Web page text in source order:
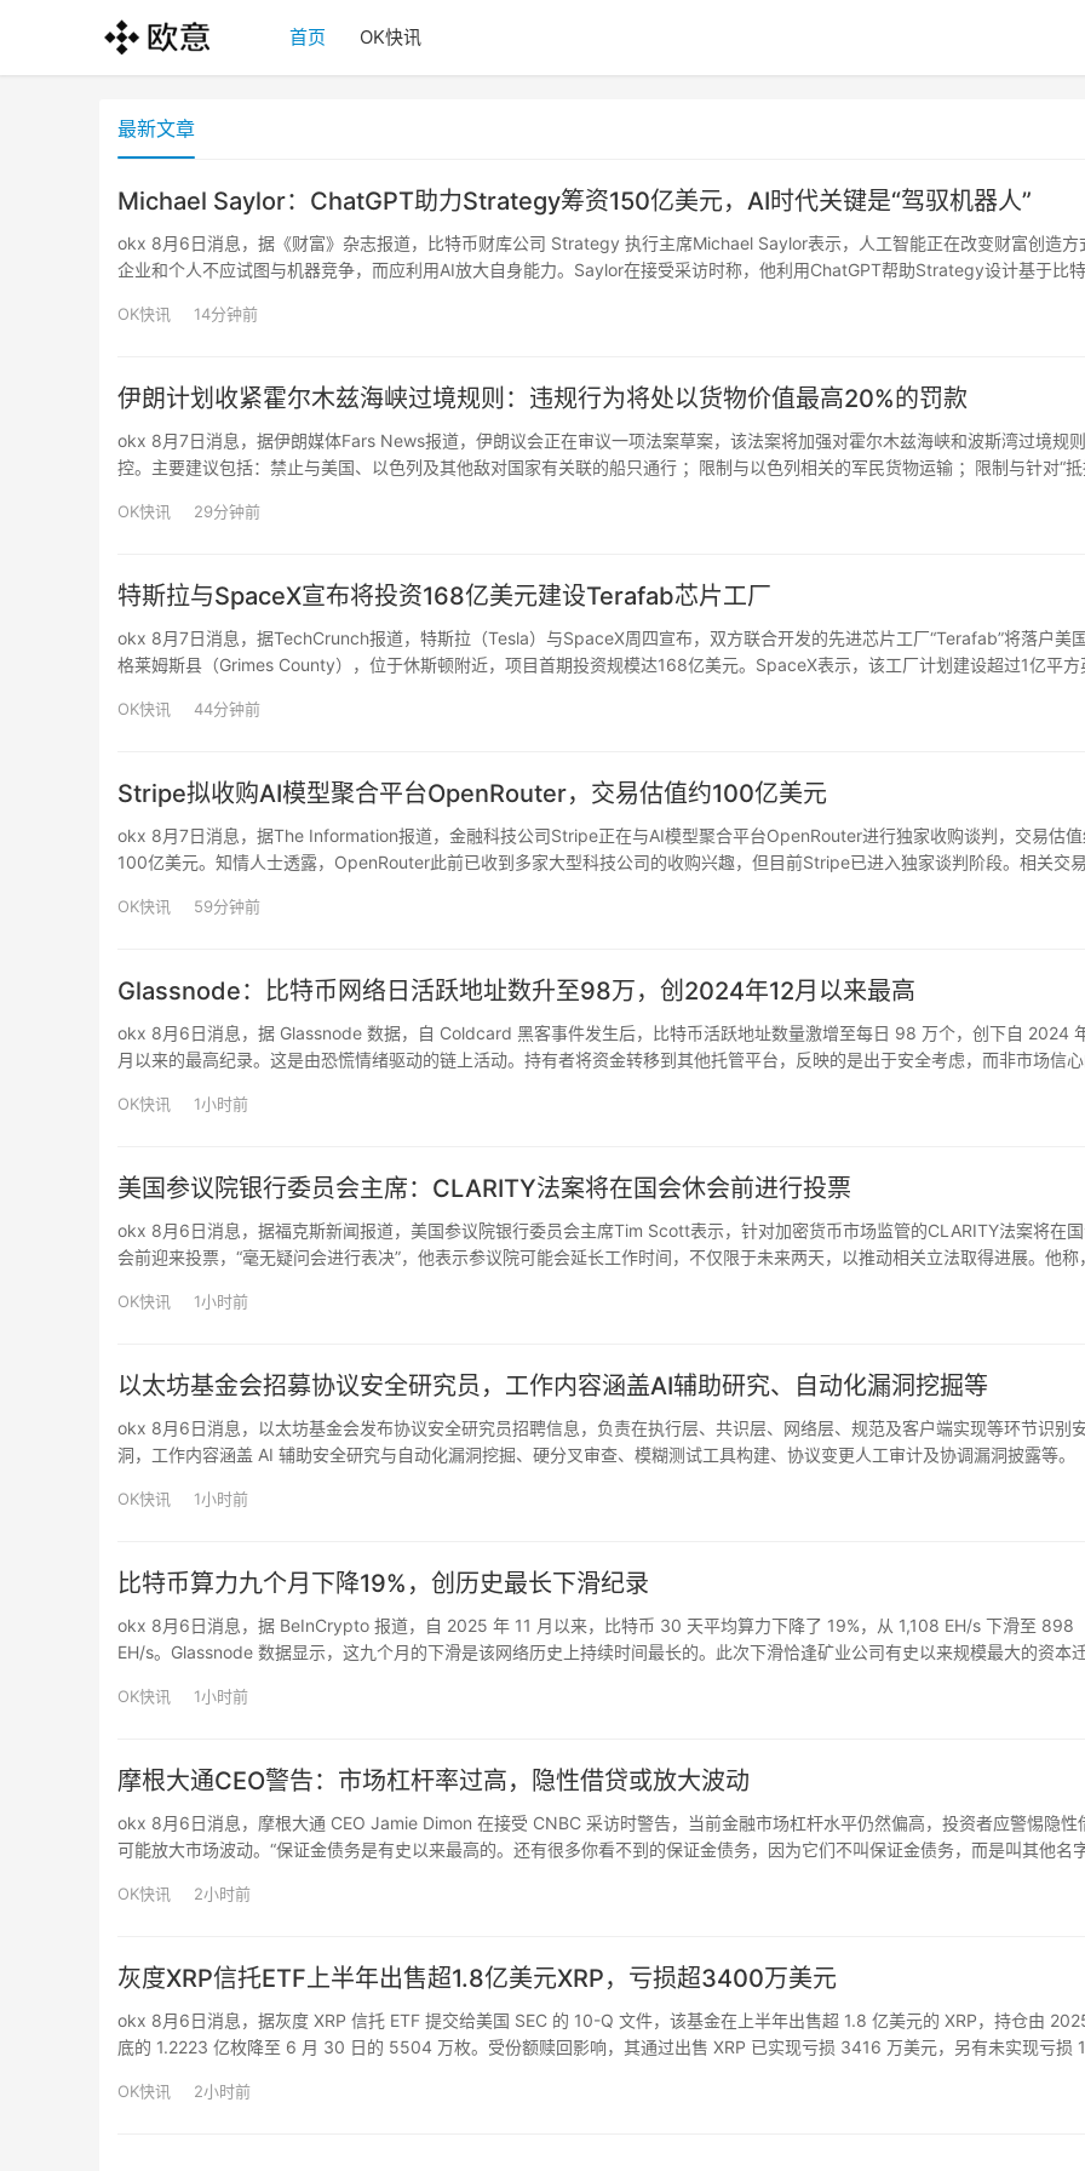
首页 OK快讯
最新文章
Michael Saylor：ChatGPT助力Strategy筹资150亿美元，AI时代关键是“驾驭机器人”
okx 8月6日消息，据《财富》杂志报道，比特币财库公司 Strategy 执行主席Michael Saylor表示，人工智能正在改变财富创造方
企业和个人不应试图与机器竞争，而应利用AI放大自身能力。Saylor在接受采访时称，他利用ChatGPT帮助Strategy设计基于比
OK快讯 14分钟前
伊朗计划收紧霍尔木兹海峡过境规则：违规行为将处以货物价值最高20%的罚款
okx 8月7日消息，据伊朗媒体Fars News报道，伊朗议会正在审议一项法案草案，该法案将加强对霍尔木兹海峡和波斯湾过境规
控。主要建议包括：禁止与美国、以色列及其他敌对国家有关联的船只通行 ；限制与以色列相关的军民货物运输 ；限制与针对“抵
OK快讯 29分钟前
特斯拉与SpaceX宣布将投资168亿美元建设Terafab芯片工厂
okx 8月7日消息，据TechCrunch报道，特斯拉（Tesla）与SpaceX周四宣布，双方联合开发的先进芯片工厂“Terafab”将落户美
格莱姆斯县（Grimes County），位于休斯顿附近，项目首期投资规模达168亿美元。SpaceX表示，该工厂计划建设超过1亿平方
OK快讯 44分钟前
Stripe拟收购AI模型聚合平台OpenRouter，交易估值约100亿美元
okx 8月7日消息，据The Information报道，金融科技公司Stripe正在与AI模型聚合平台OpenRouter进行独家收购谈判，交易估值
100亿美元。知情人士透露，OpenRouter此前已收到多家大型科技公司的收购兴趣，但目前Stripe已进入独家谈判阶段。相关交
OK快讯 59分钟前
Glassnode：比特币网络日活跃地址数升至98万，创2024年12月以来最高
okx 8月6日消息，据 Glassnode 数据，自 Coldcard 黑客事件发生后，比特币活跃地址数量激增至每日 98 万个，创下自 2024
月以来的最高纪录。这是由恐慌情绪驱动的链上活动。持有者将资金转移到其他托管平台，反映的是出于安全考虑，而非市场信心
OK快讯 1小时前
美国参议院银行委员会主席：CLARITY法案将在国会休会前进行投票
okx 8月6日消息，据福克斯新闻报道，美国参议院银行委员会主席Tim Scott表示，针对加密货币市场监管的CLARITY法案将在
会前迎来投票，“毫无疑问会进行表决”，他表示参议院可能会延长工作时间，不仅限于未来两天，以推动相关立法取得进展。他称
OK快讯 1小时前
以太坊基金会招募协议安全研究员，工作内容涵盖AI辅助研究、自动化漏洞挖掘等
okx 8月6日消息，以太坊基金会发布协议安全研究员招聘信息，负责在执行层、共识层、网络层、规范及客户端实现等环节识别
洞，工作内容涵盖 AI 辅助安全研究与自动化漏洞挖掘、硬分叉审查、模糊测试工具构建、协议变更人工审计及协调漏洞披露等。
OK快讯 1小时前
比特币算力九个月下降19%，创历史最长下滑纪录
okx 8月6日消息，据 BeInCrypto 报道，自 2025 年 11 月以来，比特币 30 天平均算力下降了 19%，从 1,108 EH/s 下滑至 898
EH/s。Glassnode 数据显示，这九个月的下滑是该网络历史上持续时间最长的。此次下滑恰逢矿业公司有史以来规模最大的资本
OK快讯 1小时前
摩根大通CEO警告：市场杠杆率过高，隐性借贷或放大波动
okx 8月6日消息，摩根大通 CEO Jamie Dimon 在接受 CNBC 采访时警告，当前金融市场杠杆水平仍然偏高，投资者应警惕隐性
可能放大市场波动。“保证金债务是有史以来最高的。还有很多你看不到的保证金债务，因为它们不叫保证金债务，而是叫其他名字
OK快讯 2小时前
灰度XRP信托ETF上半年出售超1.8亿美元XRP，亏损超3400万美元
okx 8月6日消息，据灰度 XRP 信托 ETF 提交给美国 SEC 的 10-Q 文件，该基金在上半年出售超 1.8 亿美元的 XRP，持仓由
底的 1.2223 亿枚降至 6 月 30 日的 5504 万枚。受份额赎回影响，其通过出售 XRP 已实现亏损 3416 万美元，另有未实现亏损
OK快讯 2小时前